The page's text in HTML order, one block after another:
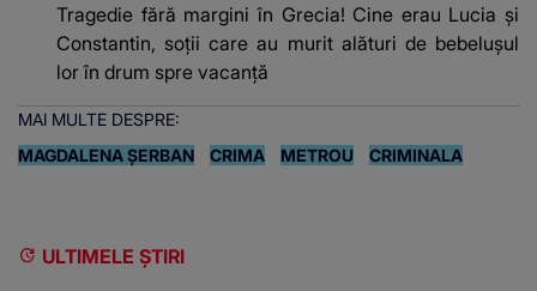
Tragedie fără margini în Grecia! Cine erau Lucia și
Constantin, soții care au murit alături de bebelușul
lor în drum spre vacanță
MAI MULTE DESPRE:
MAGDALENA ȘERBAN
CRIMA METROU CRIMINALA
ULTIMELE ȘTIRI